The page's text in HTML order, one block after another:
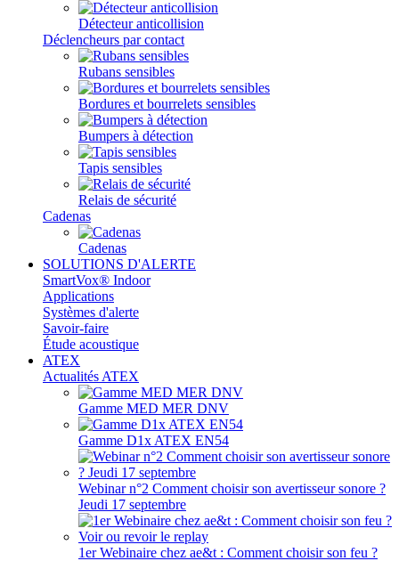
Détecteur anticollision
Déclencheurs par contact
Rubans sensibles
Bordures et bourrelets sensibles
Bumpers à détection
Tapis sensibles
Relais de sécurité
Cadenas
Cadenas
SOLUTIONS D'ALERTE
SmartVox® Indoor
Applications
Systèmes d'alerte
Savoir-faire
Étude acoustique
ATEX
Actualités ATEX
Gamme MED MER DNV
Gamme D1x ATEX EN54
Webinar n°2 Comment choisir son avertisseur sonore ?
Jeudi 17 septembre
1er Webinaire chez ae&t : Comment choisir son feu ?